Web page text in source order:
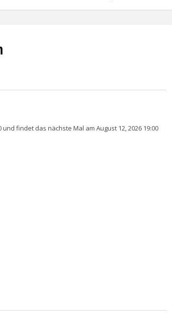
und findet das nächste Mal am August 12, 2026 19:00